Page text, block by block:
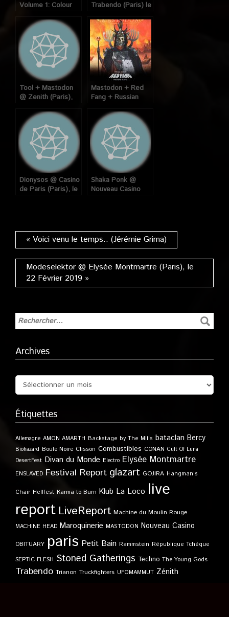
Volume 1: Colour
Sungrazer @
Nouveau Casino
(Paris), le 06
Février 2011
Trabendo (Paris) le
Tool + Mastodon
@ Zenith (Paris),
Mastodon + Red
Fang + Russian
Montmartre (Paris),
le 29 Novembre
2017
Dionysos @ Casino
de Paris (Paris), le
Shaka Ponk @
Nouveau Casino
« Voici venu le temps.. (Jérémie Grima)
Modeselektor @ Elysée Montmartre (Paris), le
22 Février 2019 »
Archives
Étiquettes
Allemagne AMON AMARTH Backstage by The Mills bataclan Bercy
Biohazard Boule Noire Clisson Combustibles CONAN Cult Of Luna
DesertFest Divan du Monde Electro Elysée Montmartre
ENSLAVED Festival Report glazart GOJIRA Hangman's
Chair Hellfest Karma to Burn Klub La Loco live
report LiveReport Machine du Moulin Rouge
MACHINE HEAD Maroquinerie MASTODON Nouveau Casino
OBITUARY paris Petit Bain Rammstein République Tchèque
SEPTIC FLESH Stoned Gatherings Techno The Young Gods
Trabendo Trianon Truckfighters UFOMAMMUT Zénith